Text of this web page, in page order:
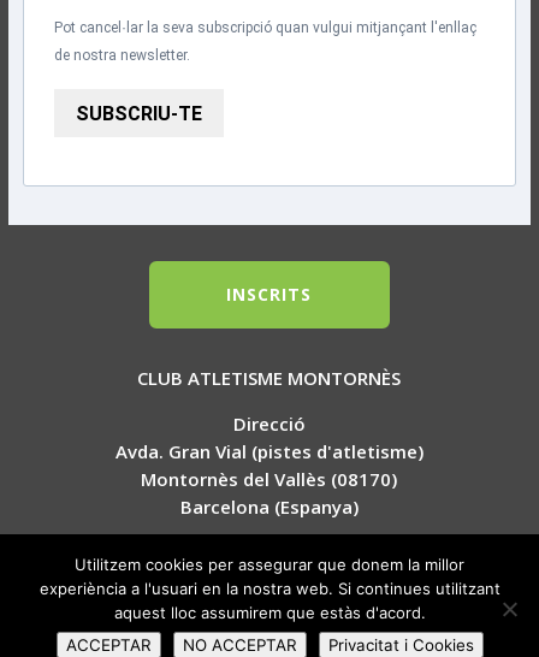
Pot cancel·lar la seva subscripció quan vulgui mitjançant l'enllaç
de nostra newsletter.
SUBSCRIU-TE
INSCRITS
CLUB ATLETISME MONTORNÈS
Direcció
Avda. Gran Vial (pistes d'atletisme)
Montornès del Vallès (08170)
Barcelona (Espanya)
Dimarts i dujous de 18h a 20h.
Politica de privacitat-Cookies
Utilitzem cookies per assegurar que donem la millor
experiència a l'usuari en la nostra web. Si continues utilitzant
aquest lloc assumirem que estàs d'acord.
ACCEPTAR
NO ACCEPTAR Privacitat i Cookies